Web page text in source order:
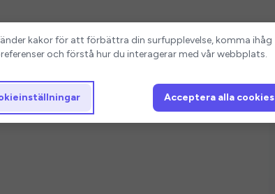
kakor för att förbättra din surfupplevelse, komma ihåg
och förstå hur du interagerar med vår webbplats.
Acceptera alla cookies